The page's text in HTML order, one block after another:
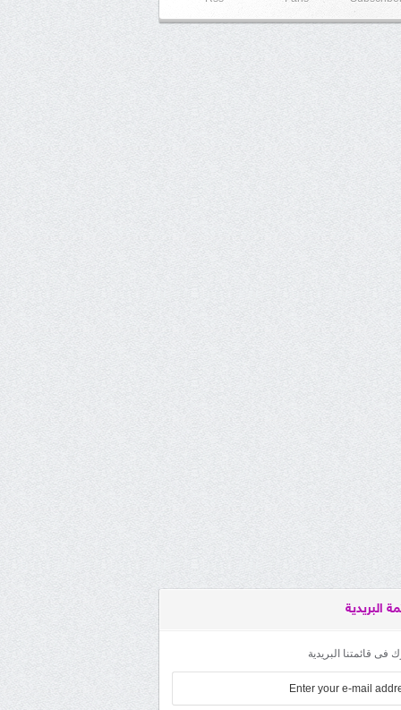
البريدية
فى قائمتنا البريدية